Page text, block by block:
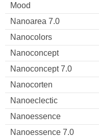
Mood
Nanoarea 7.0
Nanocolors
Nanoconcept
Nanoconcept 7.0
Nanocorten
Nanoeclectic
Nanoessence
Nanoessence 7.0